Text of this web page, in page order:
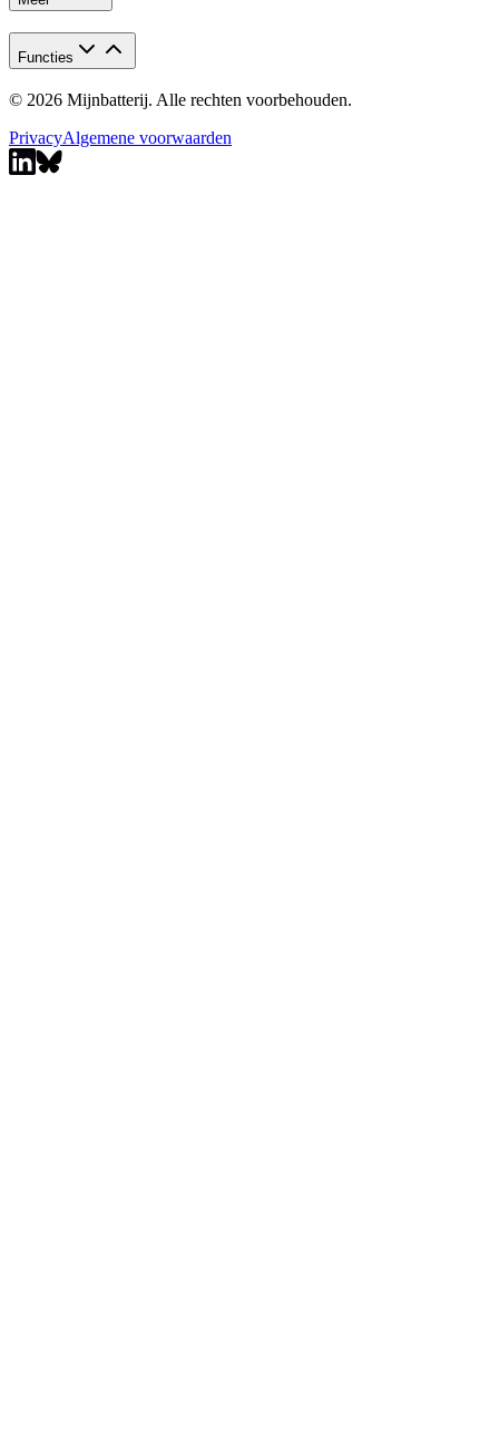
Functies
© 2026 Mijnbatterij. Alle rechten voorbehouden.
PrivacyAlgemene voorwaarden